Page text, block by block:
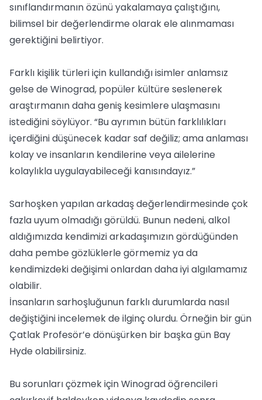
sınıflandırmanın özünü yakalamaya çalıştığını,
bilimsel bir değerlendirme olarak ele alınmaması
gerektiğini belirtiyor.
Farklı kişilik türleri için kullandığı isimler anlamsız
gelse de Winograd, popüler kültüre seslenerek
araştırmanın daha geniş kesimlere ulaşmasını
istediğini söylüyor. “Bu ayrımın bütün farklılıkları
içerdiğini düşünecek kadar saf değiliz; ama anlaması
kolay ve insanların kendilerine veya ailelerine
kolaylıkla uygulayabileceği kanısındayız.”
Sarhoşken yapılan arkadaş değerlendirmesinde çok
fazla uyum olmadığı görüldü. Bunun nedeni, alkol
aldığımızda kendimizi arkadaşımızın gördüğünden
daha pembe gözlüklerle görmemiz ya da
kendimizdeki değişimi onlardan daha iyi algılamamız
olabilir.
İnsanların sarhoşluğunun farklı durumlarda nasıl
değiştiğini incelemek de ilginç olurdu. Örneğin bir gün
Çatlak Profesör’e dönüşürken bir başka gün Bay
Hyde olabilirsiniz.
Bu sorunları çözmek için Winograd öğrencileri